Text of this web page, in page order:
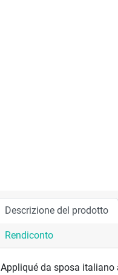
Descrizione del prodotto
Rendiconto
Appliqué da sposa italiano